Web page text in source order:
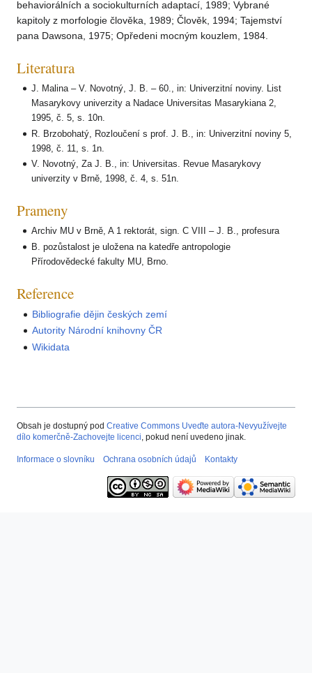
behaviorálních a sociokulturních adaptací, 1989; Vybrané
kapitoly z morfologie člověka, 1989; Člověk, 1994; Tajemství
pana Dawsona, 1975; Opředeni mocným kouzlem, 1984.
Literatura
J. Malina – V. Novotný, J. B. – 60., in: Univerzitní noviny. List
Masarykovy univerzity a Nadace Universitas Masarykiana 2,
1995, č. 5, s. 10n.
R. Brzobohatý, Rozloučení s prof. J. B., in: Univerzitní noviny 5,
1998, č. 11, s. 1n.
V. Novotný, Za J. B., in: Universitas. Revue Masarykovy
univerzity v Brně, 1998, č. 4, s. 51n.
Prameny
Archiv MU v Brně, A 1 rektorát, sign. C VIII – J. B., profesura
B. pozůstalost je uložena na katedře antropologie
Přírodovědecké fakulty MU, Brno.
Reference
Bibliografie dějin českých zemí
Autority Národní knihovny ČR
Wikidata
Obsah je dostupný pod Creative Commons Uveďte autora-Nevyužívejte
dílo komerčně-Zachovejte licenci, pokud není uvedeno jinak.
Informace o slovníku Ochrana osobních údajů Kontakty